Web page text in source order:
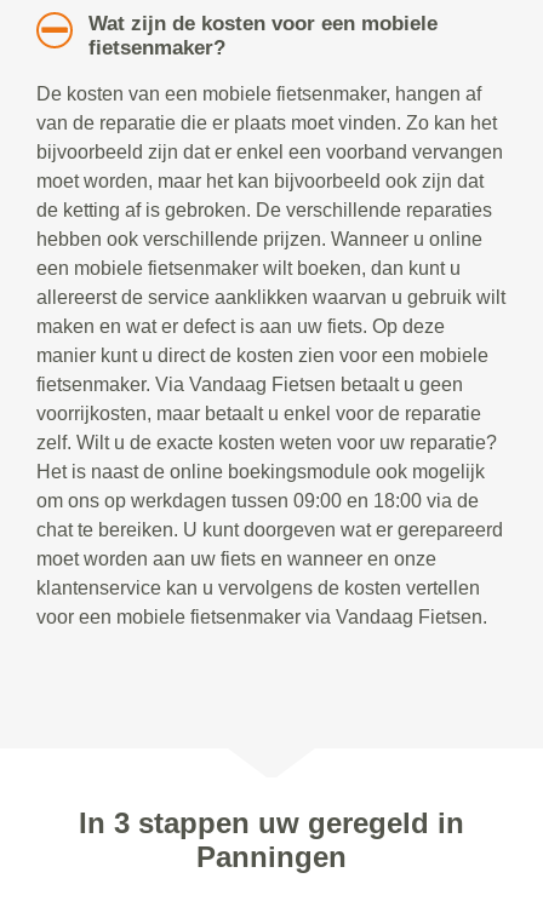
Wat zijn de kosten voor een mobiele
fietsenmaker?
De kosten van een mobiele fietsenmaker, hangen af
van de reparatie die er plaats moet vinden. Zo kan het
bijvoorbeeld zijn dat er enkel een voorband vervangen
moet worden, maar het kan bijvoorbeeld ook zijn dat
de ketting af is gebroken. De verschillende reparaties
hebben ook verschillende prijzen. Wanneer u online
een mobiele fietsenmaker wilt boeken, dan kunt u
allereerst de service aanklikken waarvan u gebruik wilt
maken en wat er defect is aan uw fiets. Op deze
manier kunt u direct de kosten zien voor een mobiele
fietsenmaker. Via Vandaag Fietsen betaalt u geen
voorrijkosten, maar betaalt u enkel voor de reparatie
zelf. Wilt u de exacte kosten weten voor uw reparatie?
Het is naast de online boekingsmodule ook mogelijk
om ons op werkdagen tussen 09:00 en 18:00 via de
chat te bereiken. U kunt doorgeven wat er gerepareerd
moet worden aan uw fiets en wanneer en onze
klantenservice kan u vervolgens de kosten vertellen
voor een mobiele fietsenmaker via Vandaag Fietsen.
In 3 stappen uw geregeld in
Panningen